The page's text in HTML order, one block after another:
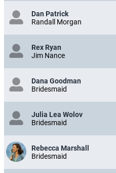
Dan Patrick
Randall Morgan
Rex Ryan
Jim Nance
Dana Goodman
Bridesmaid
Julia Lea Wolov
Bridesmaid
Rebecca Marshall
Bridesmaid